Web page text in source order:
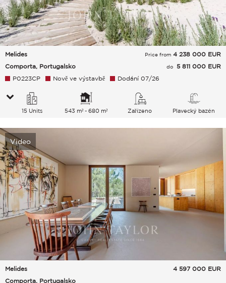
Melides
Comporta, Portugalsko
Price from 4 238 000 EUR
do 5 811 000 EUR
P0223CP
Nově ve výstavbě Dodání 07/26
15 Units 543 m² - 680 m² Zařízeno Plavecký bazén
Video
Melides
Comporta, Portugalsko
4 597 000 EUR